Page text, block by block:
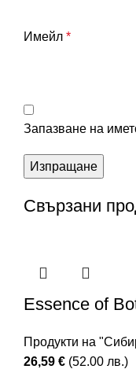
Имейл *
Запазване на
Свързани
Essence of
Продукти на
26,59 € (52.00 лв.)